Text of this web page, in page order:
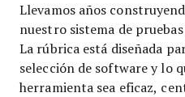
Llevamos años
nuestro sistema de
La rúbrica está diseñada
selección de software y lo
herramienta sea eficaz,